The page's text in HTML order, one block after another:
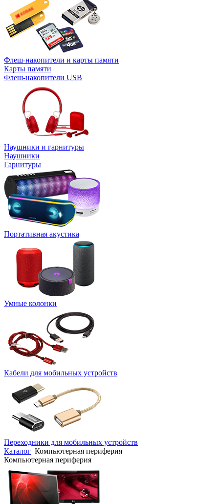
Флеш-накопители и карты памяти
Карты памяти
Флеш-накопители USB
Наушники и гарнитуры
Наушники
Гарнитуры
Портативная акустика
Умные колонки
Кабели для мобильных устройств
Переходники для мобильных устройств
Каталог Компьютерная периферия
Компьютерная периферия